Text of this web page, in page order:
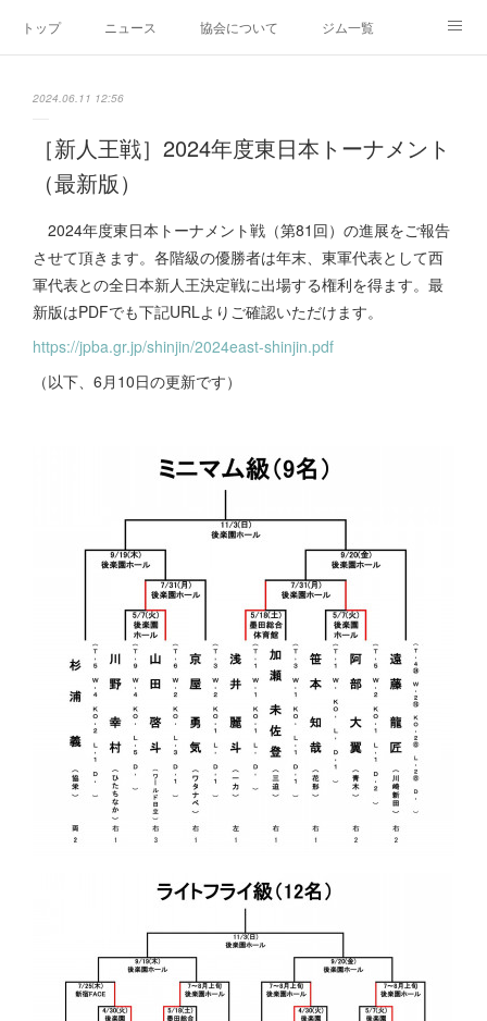
トップ ニュース 協会について ジム一覧
2024.06.11 12:56
［新人王戦］2024年度東日本トーナメント
（最新版）
2024年度東日本トーナメント戦（第81回）の進展をご報告
させて頂きます。各階級の優勝者は年末、東軍代表として西
軍代表との全日本新人王決定戦に出場する権利を得ます。最
新版はPDFでも下記URLよりご確認いただけます。
https://jpba.gr.jp/shinjin/2024east-shinjin.pdf
（以下、6月10日の更新です）